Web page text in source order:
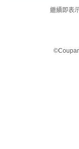
繼續即表